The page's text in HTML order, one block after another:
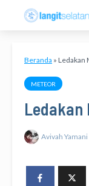
Beranda » Ledakan
METEOR
Ledakan
Avivah Yamani